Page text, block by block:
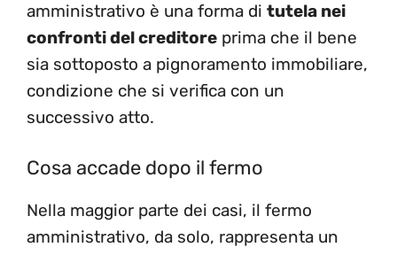
amministrativo è una forma di tutela nei
confronti del creditore prima che il bene
sia sottoposto a pignoramento immobiliare,
condizione che si verifica con un
successivo atto.
Cosa accade dopo il fermo
Nella maggior parte dei casi, il fermo
amministrativo, da solo, rappresenta un